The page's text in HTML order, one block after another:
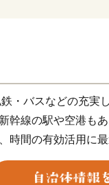
・バスなどの充実
幹線の駅や空港も
時間の有効活用に
ではありません。